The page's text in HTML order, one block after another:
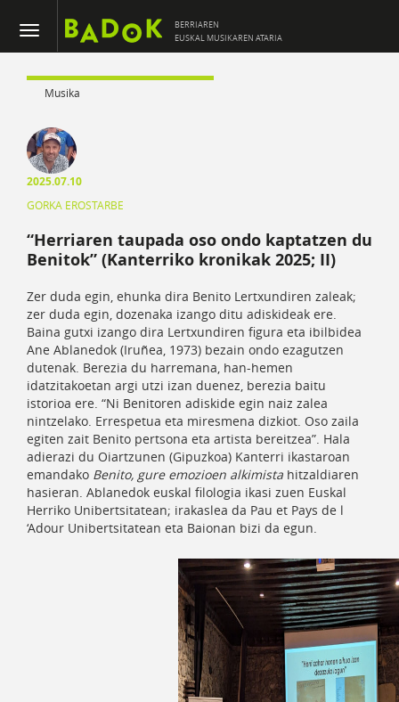
BERRIAREN
EUSKAL MUSIKAREN ATARIA
Musika
2025.07.10
GORKA EROSTARBE
“Herriaren taupada oso ondo kaptatzen du
Benitok” (Kanterriko kronikak 2025; II)
Zer duda egin, ehunka dira Benito Lertxundiren zaleak;
zer duda egin, dozenaka izango ditu adiskideak ere.
Baina gutxi izango dira Lertxundiren figura eta ibilbidea
Ane Ablanedok (Iruñea, 1973) bezain ondo ezagutzen
dutenak. Berezia du harremana, han-hemen
idatzitakoetan argi utzi izan duenez, berezia baitu
istorioa ere. “Ni Benitoren adiskide egin naiz zalea
nintzelako. Errespetua eta miresmena dizkiot. Oso zaila
egiten zait Benito pertsona eta artista bereitzea”. Hala
adierazi du Oiartzunen (Gipuzkoa) Kanterri ikastaroan
emandako Benito, gure emozioen alkimista hitzaldiaren
hasieran. Ablanedok euskal filologia ikasi zuen Euskal
Herriko Unibertsitatean; irakaslea da Pau et Pays de l
‘Adour Unibertsitatean eta Baionan bizi da egun.